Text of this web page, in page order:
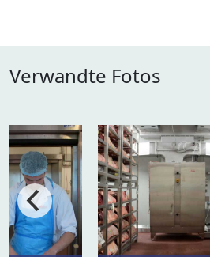
Verwandte Fotos